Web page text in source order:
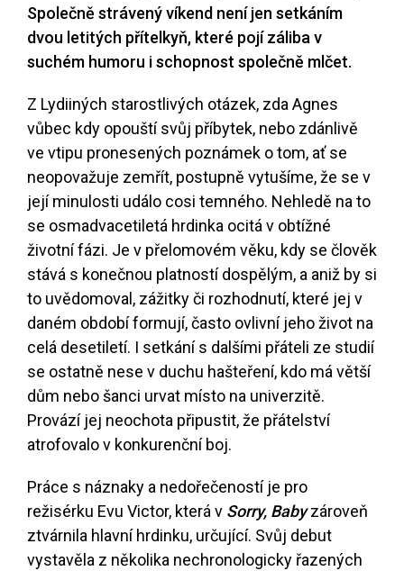
Společně strávený víkend není jen setkáním
dvou letitých přítelkyň, které pojí záliba v
suchém humoru i schopnost společně mlčet.
Z Lydiiných starostlivých otázek, zda Agnes
vůbec kdy opouští svůj příbytek, nebo zdánlivě
ve vtipu pronesených poznámek o tom, ať se
neopovažuje zemřít, postupně vytušíme, že se v
její minulosti událo cosi temného. Nehledě na to
se osmadvacetiletá hrdinka ocitá v obtížné
životní fázi. Je v přelomovém věku, kdy se člověk
stává s konečnou platností dospělým, a aniž by si
to uvědomoval, zážitky či rozhodnutí, které jej v
daném období formují, často ovlivní jeho život na
celá desetiletí. I setkání s dalšími přáteli ze studií
se ostatně nese v duchu hašteření, kdo má větší
dům nebo šanci urvat místo na univerzitě.
Provází jej neochota připustit, že přátelství
atrofovalo v konkurenční boj.
Práce s náznaky a nedořečeností je pro
režisérku Evu Victor, která v Sorry, Babyzároveň
ztvárnila hlavní hrdinku, určující. Svůj debut
vystavěla z několika nechronologicky řazených